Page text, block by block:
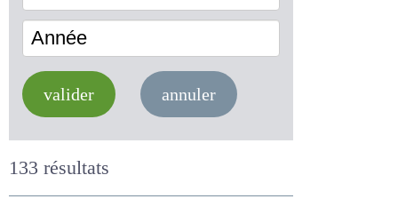
Auteur
valider annuler
133 résultats